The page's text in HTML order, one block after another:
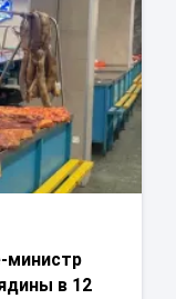
министр
в 12